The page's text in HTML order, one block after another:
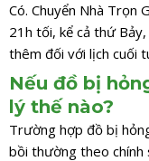
Có. Chuyển Nhà Trọn
21h tối, kể cả thứ
thêm đối với lịch cuối
Nếu đồ bị
lý thế nào?
Trường hợp đồ bị
bồi thường theo chính